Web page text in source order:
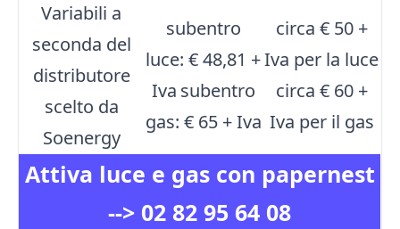
Attiva luce e gas con papernest
--> 02 82 95 64 08
Variabili a
seconda del
distributore
scelto da
Soenergy
subentro
luce: € 48,81 +
Iva subentro
gas: € 65 + Iva
circa € 50 +
Iva per la luce
circa € 60 +
Iva per il gas